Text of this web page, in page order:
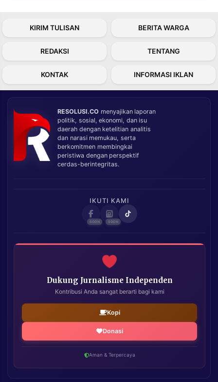
KIRIM TULISAN BERITA WARGA
REDAKSI TENTANG
KONTAK INFORMASI IKLAN
RESOLUSI.CO menyajikan laporan
politik, sosial, ekonomi, dan isu
daerah dengan ketelitian analitis
dan narasi memukau, serta
berkomitmen membingkai
peristiwa dengan perspektif
cerdas-berintegritas.
IKUTI KAMI
Dukung Jurnalisme Independen
Kontribusi Anda sangat berarti bagi kami
Kopi
Donasi
Aman & Terpercaya